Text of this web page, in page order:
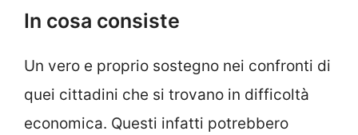
In cosa consiste
Un vero e proprio sostegno nei confronti di
quei cittadini che si trovano in difficoltà
economica. Questi infatti potrebbero